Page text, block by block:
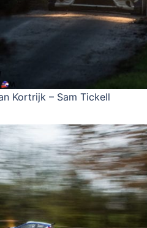
Kortrijk – Sam Tickell